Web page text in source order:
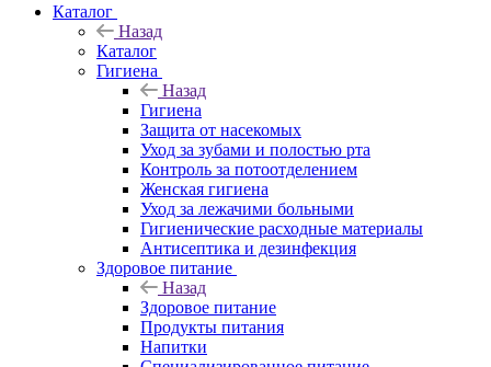
Каталог
Назад
Каталог
Гигиена
Назад
Гигиена
Защита от насекомых
Уход за зубами и полостью рта
Контроль за потоотделением
Женская гигиена
Уход за лежачими больными
Гигиенические расходные материалы
Антисептика и дезинфекция
Здоровое питание
Назад
Здоровое питание
Продукты питания
Напитки